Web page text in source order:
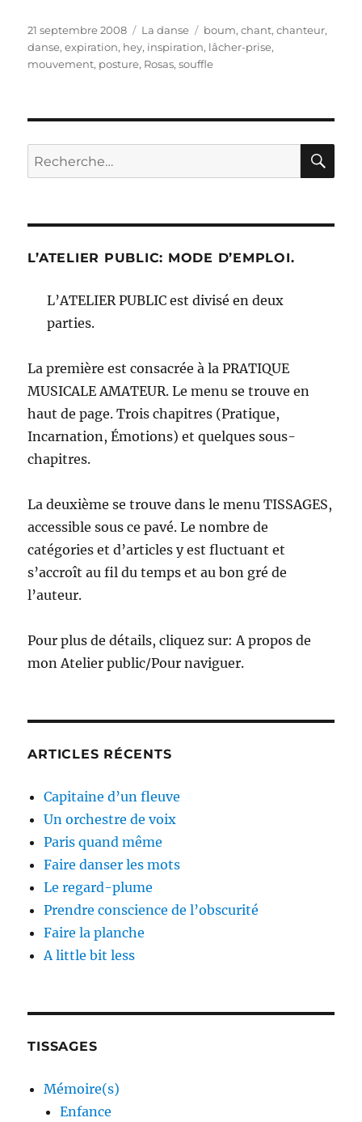
Publié
le
21 septembre 2008 Catégories
La danse Étiquettes
boum,chant,chanteur,
danse,expiration, hey, inspiration, lâcher-prise,
mouvement, posture, Rosas,souffle
Recherche
pour :
L’ATELIER PUBLIC: MODE D’EMPLOI.
L’ATELIER PUBLIC est divisé en deux
parties.
La première est consacrée à la PRATIQUE
MUSICALE AMATEUR. Le menu se trouve en
haut de page. Trois chapitres (Pratique,
Incarnation, Émotions) et quelques sous-
chapitres.
La deuxième se trouve dans le menu TISSAGES,
accessible sous ce pavé. Le nombre de
catégories et d’articles y est fluctuant et
s’accroît au fil du temps et au bon gré de
l’auteur.
Pour plus de détails, cliquez sur: A propos de
mon Atelier public/Pour naviguer.
ARTICLES RÉCENTS
Capitaine d’un fleuve
Un orchestre de voix
Paris quand même
Faire danser les mots
Le regard-plume
Prendre conscience de l’obscurité
Faire la planche
A little bit less
TISSAGES
Mémoire(s)
Enfance